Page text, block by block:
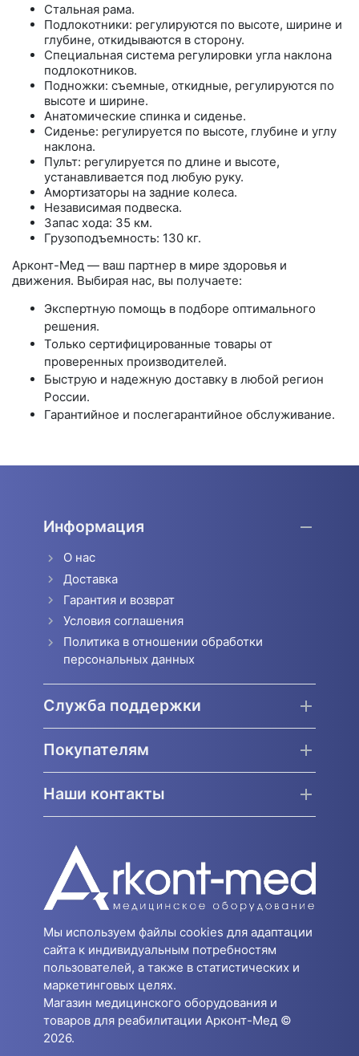
Стальная рама.
Подлокотники: регулируются по высоте, ширине и
глубине, откидываются в сторону.
Специальная система регулировки угла наклона
подлокотников.
Подножки: съемные, откидные, регулируются по
высоте и ширине.
Анатомические спинка и сиденье.
Сиденье: регулируется по высоте, глубине и углу
наклона.
Пульт: регулируется по длине и высоте,
устанавливается под любую руку.
Амортизаторы на задние колеса.
Независимая подвеска.
Запас хода: 35 км.
Грузоподъемность: 130 кг.
Арконт-Мед — ваш партнер в мире здоровья и
движения. Выбирая нас, вы получаете:
Экспертную помощь в подборе оптимального
решения.
Только сертифицированные товары от
проверенных производителей.
Быструю и надежную доставку в любой регион
России.
Гарантийное и послегарантийное обслуживание.
Информация
О нас
Доставка
Гарантия и возврат
Условия соглашения
Политика в отношении обработки
персональных данных
Служба поддержки
Покупателям
Наши контакты
Мы используем файлы cookies для адаптации
сайта к индивидуальным потребностям
пользователей, а также в статистических и
маркетинговых целях.
Магазин медицинского оборудования и
товаров для реабилитации Арконт-Мед ©
2026.